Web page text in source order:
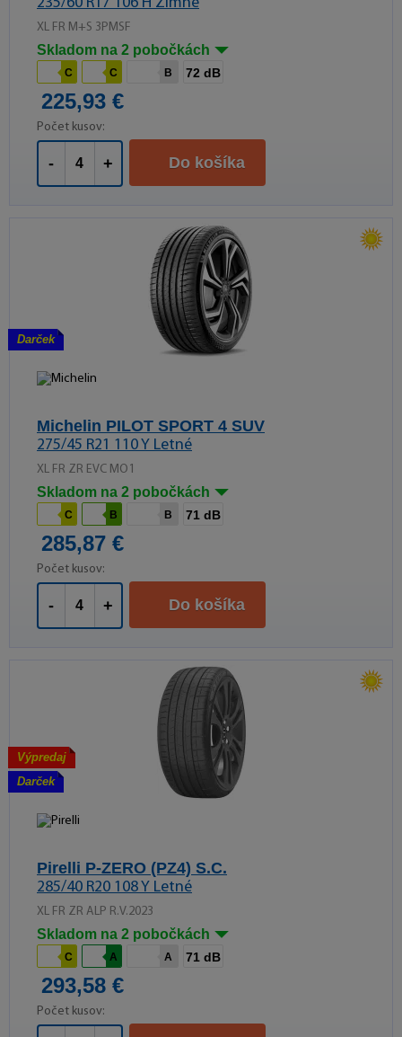
XL FR M+S 3PMSF
Skladom na 2 pobočkách
C C B 72 dB
225,93 €
Počet kusov:
- + Do košíka
Darček
Michelin PILOT SPORT 4 SUV
275/45 R21 110 Y Letné
XL FR ZR EVC MO1
Skladom na 2 pobočkách
C B B 71 dB
285,87 €
Počet kusov:
- + Do košíka
Výpredaj
Darček
Pirelli P-ZERO (PZ4) S.C.
285/40 R20 108 Y Letné
XL FR ZR ALP R.V.2023
Skladom na 2 pobočkách
C A A 71 dB
293,58 €
Počet kusov: